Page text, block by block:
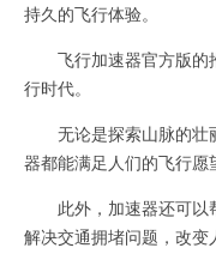
持久的飞行体验。
飞行加速器官方版的
行时代。
无论是探索山脉的壮
器都能满足人们的飞行愿
此外，加速器还可以
解决交通拥堵问题，改变